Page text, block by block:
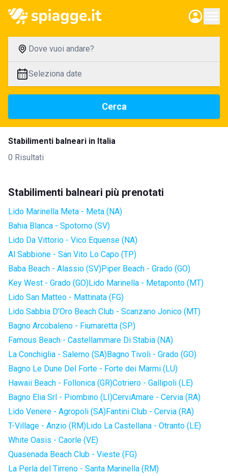
Dove vuoi andare?
Seleziona date
Cerca
Stabilimenti balneari in Italia
0 Risultati
Stabilimenti balneari più prenotati
Lido Marinella Meta - Meta (NA)
Bahia Blanca - Spotorno (SV)
Lido Da Vittorio - Vico Equense (NA)
Al Sabbione - San Vito Lo Capo (TP)
Baba Beach - Alassio (SV)Piper Beach - Grado (GO)
Key West - Grado (GO)Lido Marinella - Metaponto (MT)
Lido San Matteo - Mattinata (FG)
Lido Sabbia D'Oro Beach Club - Scanzano Jonico (MT)
Bagno Arcobaleno - Fiumaretta (SP)
Famous Beach - Castellammare Di Stabia (NA)
La Conchiglia - Salerno (SA)Bagno Tivoli - Grado (GO)
Bagno Le Dune Del Forte - Forte dei Marmi (LU)
Hawaii Beach - Follonica (GR)Cotriero - Gallipoli (LE)
Bagno Elia Srl - Piombino (LI)CerviAmare - Cervia (RA)
Lido Venere - Agropoli (SA)Fantini Club - Cervia (RA)
T-Village - Anzio (RM)Lido La Castellana - Otranto (LE)
White Oasis - Caorle (VE)
Quasenada Beach Club - Vieste (FG)
La Perla del Tirreno - Santa Marinella (RM)